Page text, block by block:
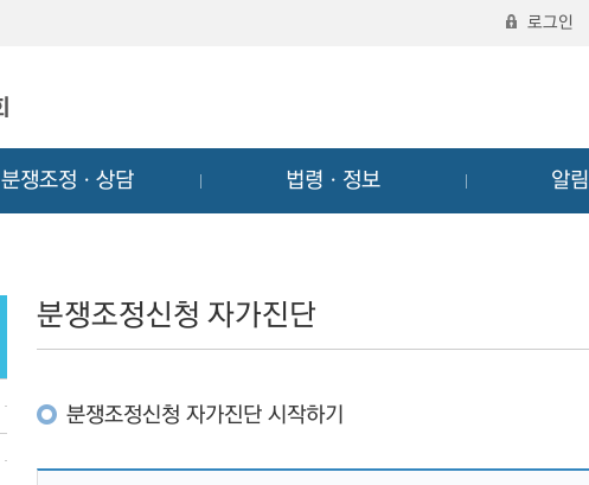
로그인
분쟁조정ㆍ상담 법령ㆍ정보 알
분쟁조정신청 자가진단
분쟁조정신청 자가진단 시작하기